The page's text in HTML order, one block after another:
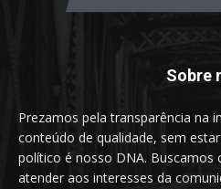
Sobre
Prezamos pela transparência na
conteúdo de qualidade, sem
político é nosso DNA. Buscamos
atender aos interesses da